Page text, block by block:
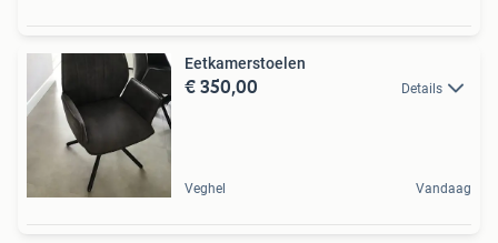
Eetkamerstoelen
€ 350,00 Details
Veghel Vandaag